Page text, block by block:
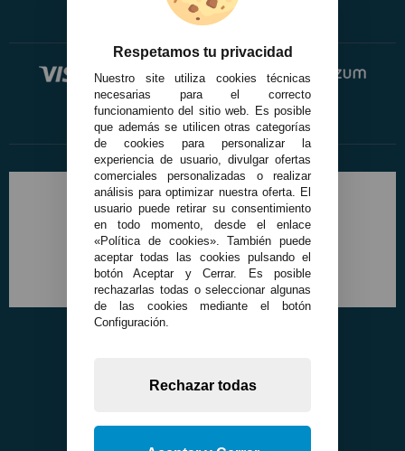
Respetamos tu privacidad
Nuestro site utiliza cookies técnicas
necesarias para el correcto
funcionamiento del sitio web. Es posible
que además se utilicen otras categorías
de cookies para personalizar la
experiencia de usuario, divulgar ofertas
comerciales personalizadas o realizar
análisis para optimizar nuestra oferta. El
usuario puede retirar su consentimiento
en todo momento, desde el enlace
«Política de cookies». También puede
aceptar todas las cookies pulsando el
botón Aceptar y Cerrar. Es posible
rechazarlas todas o seleccionar algunas
de las cookies mediante el botón
Configuración.
Rechazar todas